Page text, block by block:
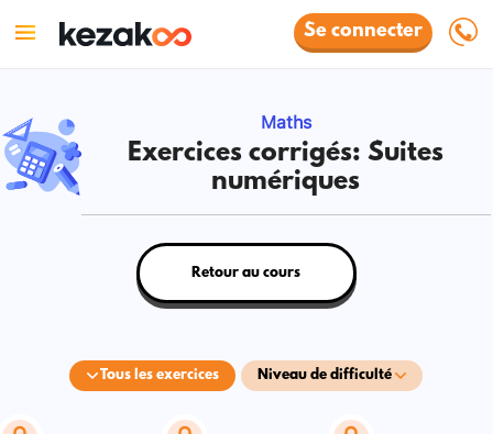
Se connecter
Maths
Exercices corrigés: Suites
numériques
Tous les exercices Niveau de difficulté
Retour au cours